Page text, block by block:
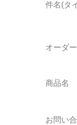
件名(タ
オーダ
商品名
お問い